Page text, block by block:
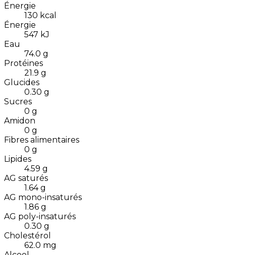
Énergie
130 kcal
Énergie
547 kJ
Eau
74.0 g
Protéines
21.9 g
Glucides
0.30 g
Sucres
0 g
Amidon
0 g
Fibres alimentaires
0 g
Lipides
4.59 g
AG saturés
1.64 g
AG mono-insaturés
1.86 g
AG poly-insaturés
0.30 g
Cholestérol
62.0 mg